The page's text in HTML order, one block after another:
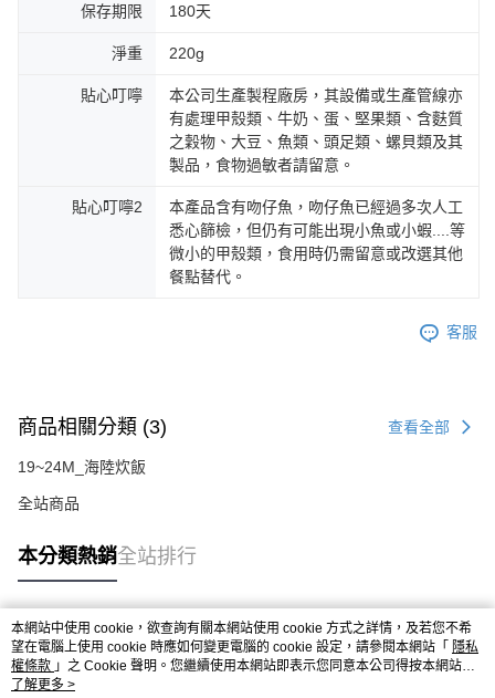
保存期限 180天
淨重 220g
貼心叮嚀
本公司生產製程廠房，其設備或生產管線亦
有處理甲殼類、牛奶、蛋、堅果類、含麩質
之穀物、大豆、魚類、頭足類、螺貝類及其
製品，食物過敏者請留意。
貼心叮嚀2
本產品含有吻仔魚，吻仔魚已經過多次人工
悉心篩檢，但仍有可能出現小魚或小蝦....等
微小的甲殼類，食用時仍需留意或改選其他
餐點替代。
客服
商品相關分類 (3) 查看全部
19~24M_海陸炊飯
全站商品
本分類熱銷全站排行
熱門標籤
本網站中使用 cookie，欲查詢有關本網站使用 cookie 方式之詳情，及若您不希
望在電腦上使用 cookie 時應如何變更電腦的 cookie 設定，請參閱本網站「 隱私
權條款 」之 Cookie 聲明。您繼續使用本網站即表示您同意本公司得按本網站使
用條款之 Cookie 聲明使用 cookie。
了解更多 >